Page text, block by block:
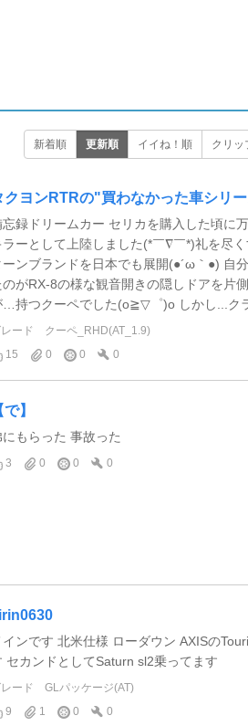
新着順 更新順 イイね！順 クリッ
クヨンRTRの"買わなかった車シリ
忘録ドリームカー セリカを購入した頃に
ラーとして上陸しました(*￣∇￣*)礼を尽
ーンブランドを日本でも展開(●´ω｀●) 自
のがRX-8の様な観音開きの隠しドアを片
…持つクーペでした(o≧▽゜)o しかし...ク
ード
クーペ_RHD(AT_1.9)
15
0 0 0
】
にもらった 事故った
3 0 0 0
インです 北米仕様 ローダウン AXISの
セカンドとしてSaturn sl2乗ってます
ード
GLパッケージ(AT)
9
1 0 0